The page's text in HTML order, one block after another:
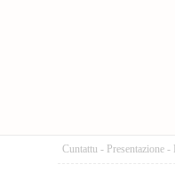
Cuntattu - Presentazione -